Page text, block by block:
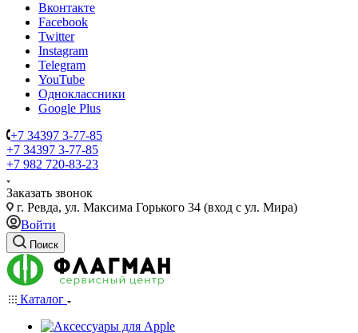
Вконтакте
Facebook
Twitter
Instagram
Telegram
YouTube
Одноклассники
Google Plus
+7 34397 3-77-85
+7 34397 3-77-85
+7 982 720-83-23
Заказать звонок
г. Ревда, ул. Максима Горького 34 (вход с ул. Мира)
Войти
Поиск
Каталог